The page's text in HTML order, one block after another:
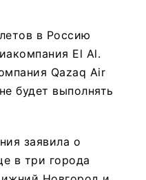
в Россию
El Al.
Qazaq Air
будет выполнять
заявила о
в три города